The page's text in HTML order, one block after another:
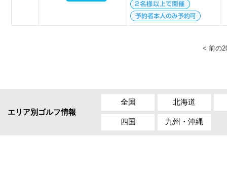
< 前の
エリア別ゴルフ情報
全国 北海道
四国 九州・沖縄